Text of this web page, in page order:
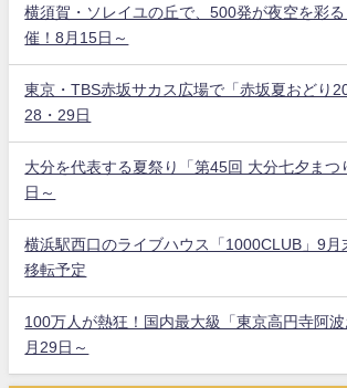
横須賀・ソレイユの丘で、500発が夜空を彩
催！8月15日～
東京・TBS赤坂サカス広場で「赤坂夏おどり
28・29日
大分を代表する夏祭り「第45回 大分七夕まつ
日～
横浜駅西口のライブハウス「1000CLUB」9月
移転予定
100万人が熱狂！国内最大級「東京高円寺阿
月29日～